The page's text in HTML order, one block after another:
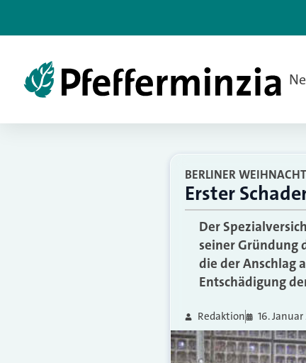
BERLINER
Erster
Der
seiner Gründung
die der Anschlag
Entschädigung
Redaktion 16. Januar